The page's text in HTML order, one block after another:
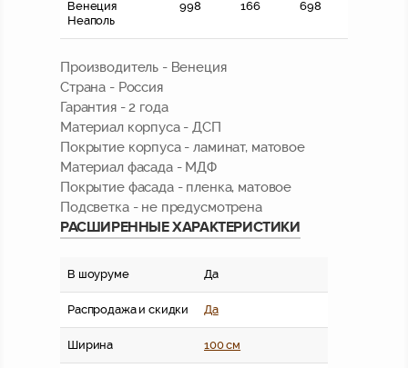
Венеция
Неаполь
998 166 698
Производитель - Венеция
Страна - Россия
Гарантия - 2 года
Материал корпуса - ДСП
Покрытие корпуса - ламинат, матовое
Материал фасада - МДФ
Покрытие фасада - пленка, матовое
Подсветка - не предусмотрена
РАСШИРЕННЫЕ ХАРАКТЕРИСТИКИ
В шоуруме Да
Распродажа и скидки Да
Ширина 100 см